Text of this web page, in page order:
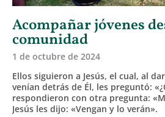
Acompañar jóvenes
comunidad
1 de octubre de 2024
Ellos siguieron a Jesús, el cual, al
venían detrás de Él, les preguntó:
respondieron con otra pregunta:
Jesús les dijo: «Vengan y lo verán».